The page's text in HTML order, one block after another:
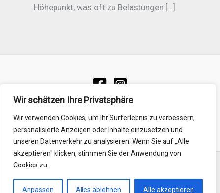
Wir schätzen Ihre Privatsphäre
Wir verwenden Cookies, um Ihr Surferlebnis zu verbessern,
personalisierte Anzeigen oder Inhalte einzusetzen und
unseren Datenverkehr zu analysieren. Wenn Sie auf „Alle
akzeptieren" klicken, stimmen Sie der Anwendung von
Cookies zu.
Anpassen Alles ablehnen Alle akzeptieren
Höhepunkt, was oft zu Belastungen […]
Impressum
Datenschutzerklärung
Copyright © 2026 H2Star Wasserstoff-Inhalatoren und
Browns-Gas